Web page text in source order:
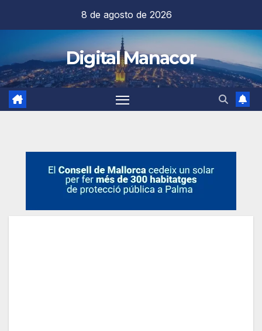
contenido
8 de agosto de 2026
Digital Manacor